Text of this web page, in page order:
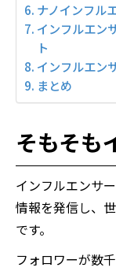
ナノインフル
インフルエン
ト
インフルエン
まとめ
そもそも
インフルエンサ
情報を発信し、
です。
フォロワーが数